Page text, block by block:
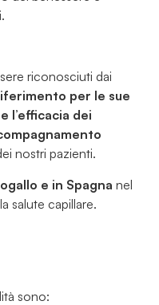
riconosciuti dai
per le sue
l’efficacia dei
nostri pazienti.
e in Spagna nel
salute capillare.
sono: